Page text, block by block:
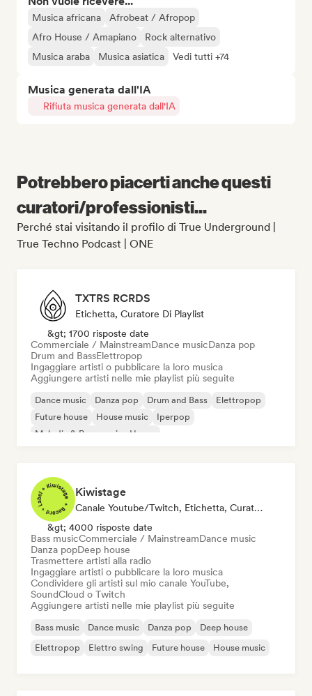
Musica africana
Afrobeat / Afropop
Afro House / Amapiano
Rock alternativo
Musica araba
Musica asiatica Vedi tutti +74
Musica generata dall'IA
Rifiuta musica generata dall'IA
Potrebbero piacerti anche questi
curatori/professionisti...
Perché stai visitando il profilo di True Underground |
True Techno Podcast | ONE
TXTRS RCRDS
Etichetta, Curatore Di Playlist
&gt; 1700 risposte date
Commerciale / MainstreamDance musicDanza pop
Drum and BassElettropop
Ingaggiare artisti o pubblicare la loro musica
Aggiungere artisti nelle mie playlist più seguite
Dance music Danza pop Drum and Bass
Elettropop
Future house
House music
Iperpop
Melodic & Progressive House
Kiwistage
Canale Youtube/Twitch, Etichetta, Curatore Di Playlist, Stazione Radio
&gt; 4000 risposte date
Bass musicCommerciale / MainstreamDance music
Danza popDeep house
Trasmettere artisti alla radio
Ingaggiare artisti o pubblicare la loro musica
Condividere gli artisti sul mio canale YouTube,
SoundCloud o Twitch
Aggiungere artisti nelle mie playlist più seguite
Bass music Dance music Danza pop
Deep house
Elettropop
Elettro swing Future house House music